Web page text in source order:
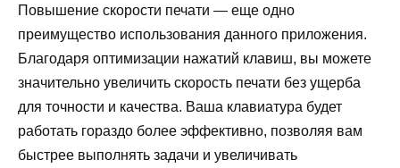
Повышение скорости печати — еще одно
преимущество использования данного приложения.
Благодаря оптимизации нажатий клавиш, вы можете
значительно увеличить скорость печати без ущерба
для точности и качества. Ваша клавиатура будет
работать гораздо более эффективно, позволяя вам
быстрее выполнять задачи и увеличивать